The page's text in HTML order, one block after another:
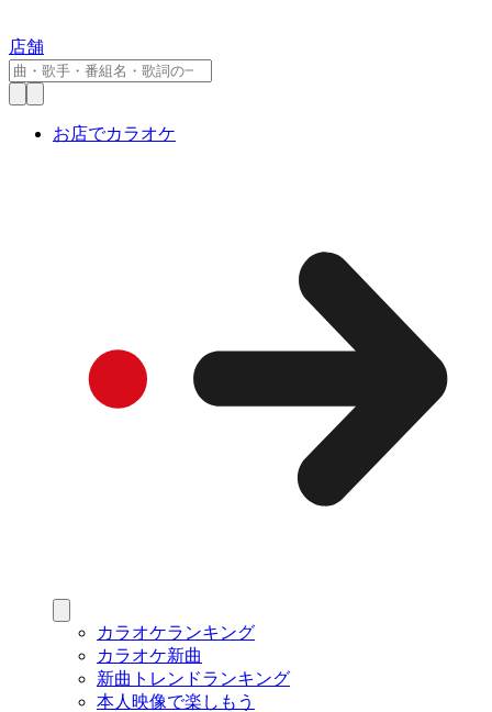
店舗
お店でカラオケ
カラオケランキング
カラオケ新曲
新曲トレンドランキング
本人映像で楽しもう